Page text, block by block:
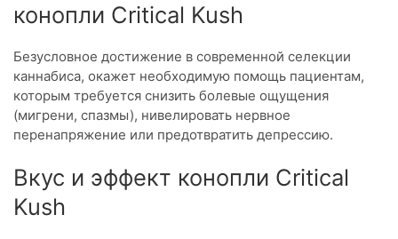
конопли Critical Kush
Безусловное достижение в современной селекции
каннабиса, окажет необходимую помощь пациентам,
которым требуется снизить болевые ощущения
(мигрени, спазмы), нивелировать нервное
перенапряжение или предотвратить депрессию.
Вкус и эффект конопли Critical
Kush